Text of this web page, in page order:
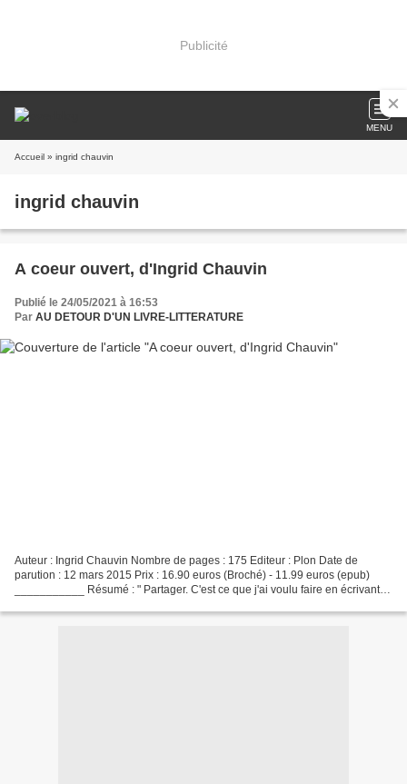
Publicité
MENU
Accueil » ingrid chauvin
ingrid chauvin
A coeur ouvert, d'Ingrid Chauvin
Publié le 24/05/2021 à 16:53
Par AU DETOUR D'UN LIVRE-LITTERATURE
Auteur : Ingrid Chauvin Nombre de pages : 175 Editeur : Plon Date de
parution : 12 mars 2015 Prix : 16.90 euros (Broché) - 11.99 euros (epub)
___________ Résumé : " Partager. C'est ce que j'ai voulu faire en écrivant